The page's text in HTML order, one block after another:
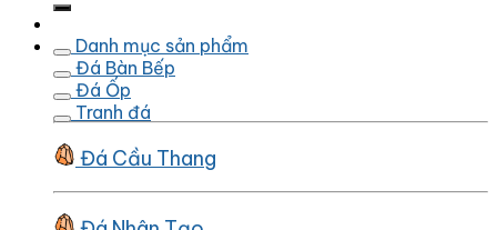
Danh mục sản phẩm
Đá Bàn Bếp
Đá Ốp
Tranh đá
Đá Cầu Thang